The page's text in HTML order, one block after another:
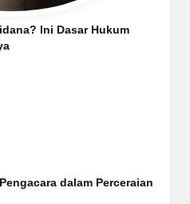
Ini Dasar Hukum
dalam Perceraian